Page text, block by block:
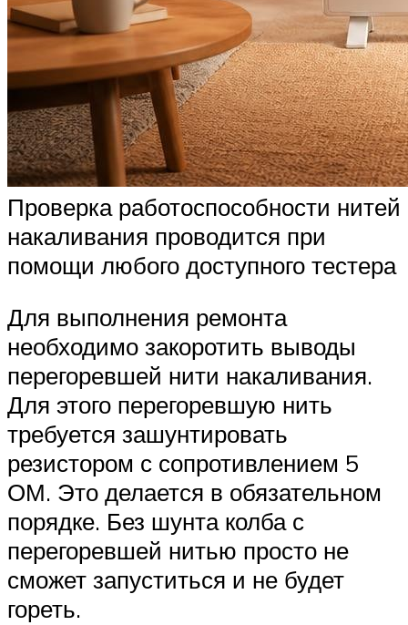
Проверка работоспособности нитей
накаливания проводится при
помощи любого доступного тестера
Для выполнения ремонта
необходимо закоротить выводы
перегоревшей нити накаливания.
Для этого перегоревшую нить
требуется зашунтировать
резистором с сопротивлением 5
ОМ. Это делается в обязательном
порядке. Без шунта колба с
перегоревшей нитью просто не
сможет запуститься и не будет
гореть.